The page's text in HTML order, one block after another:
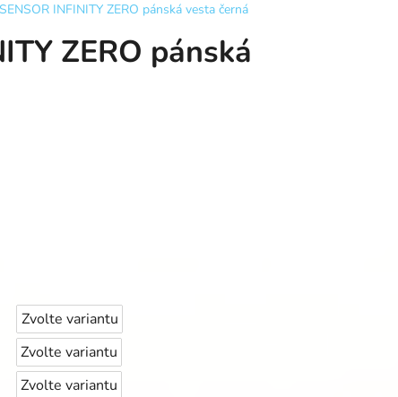
SENSOR INFINITY ZERO pánská vesta černá
ZERO pánská
Zvolte variantu
Zvolte variantu
Zvolte variantu